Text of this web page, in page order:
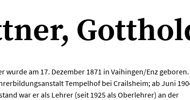
wurde am 17. Dezember 1871 in Vaihingen/Enz geboren.
Tempelhof bei Crailsheim; ab Juni
war er als Lehrer (seit 1925 als Oberlehrer) an der